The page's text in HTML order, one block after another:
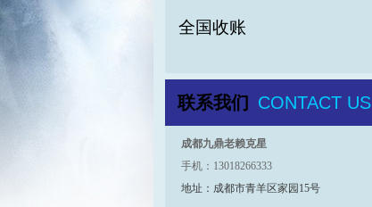
全国收账
联系我们 CONTACT US
成都九鼎老赖克星
手机：13018266333
地址：成都市青羊区家园15号